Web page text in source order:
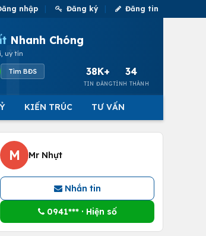
nhập Đăng ký Đăng tin
Nhanh Chóng
uy tín
Tìm BĐS 38K+
TIN ĐĂNG
34
TỈNH THÀNH
KIẾN TRÚC TƯ VẤN
M Mr Nhựt
Nhắn tin
0941*** · Hiện số